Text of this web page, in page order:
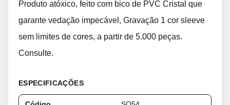
Produto atóxico, feito com bico de PVC Cristal que
garante vedação impecável, Gravação 1 cor sleeve
sem limites de cores, a partir de 5.000 peças.
Consulte.
ESPECIFICAÇÕES